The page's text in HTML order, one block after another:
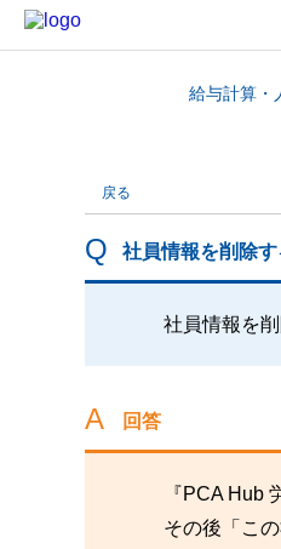
カテゴリから探す
給与計算・
戻る
社員情報を削除す
社員情報を
回答
『PCA Hub
その後「こ